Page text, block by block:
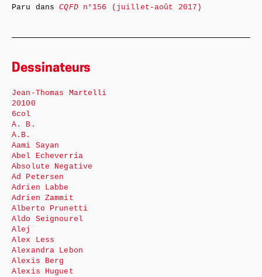
Paru dansCQFDn°156 (juillet-août 2017)
Dessinateurs
Jean-Thomas Martelli
20100
6col
A. B.
A.B.
Aami Sayan
Abel Echeverría
Absolute Negative
Ad Petersen
Adrien Labbe
Adrien Zammit
Alberto Prunetti
Aldo Seignourel
Alej
Alex Less
Alexandra Lebon
Alexis Berg
Alexis Huguet